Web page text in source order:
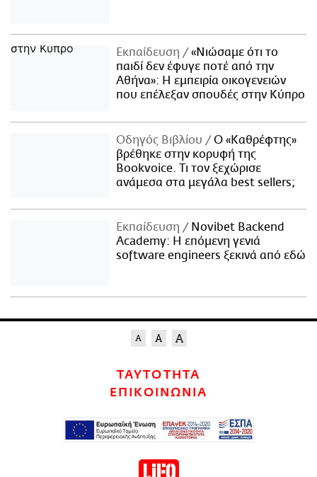
Εκπαίδευση
«Νιώσαμε ότι το
παιδί δεν έφυγε ποτέ από την
Αθήνα»: Η εμπειρία οικογενειών
που επέλεξαν σπουδές στην Κύπρο
Οδηγός Βιβλίου
Ο «Καθρέφτης»
βρέθηκε στην κορυφή της
Bookvoice. Τι τον ξεχώρισε
ανάμεσα στα μεγάλα best sellers;
Εκπαίδευση
Novibet Backend
Academy: Η επόμενη γενιά
software engineers ξεκινά από εδώ
ΤΑΥΤΟΤΗΤΑ
ΕΠΙΚΟΙΝΩΝΙΑ